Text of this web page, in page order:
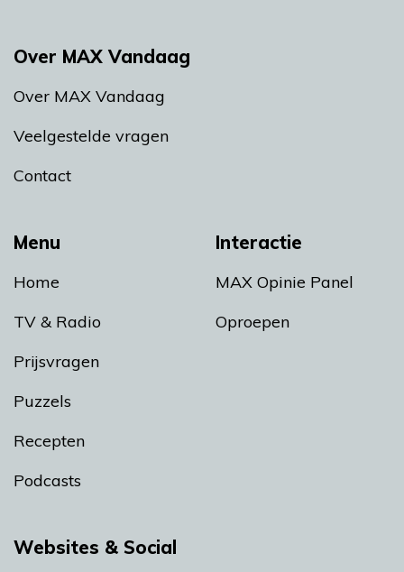
Menu
Home
TV & Radio
Prijsvragen
Puzzels
Recepten
Podcasts
Interactie
MAX Opinie Panel
Oproepen
Over MAX Vandaag
Over MAX Vandaag
Veelgestelde vragen
Contact
Websites & Social